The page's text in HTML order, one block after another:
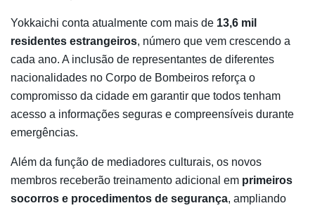
Yokkaichi conta atualmente com mais de 13,6 mil
residentes estrangeiros, número que vem crescendo a
cada ano. A inclusão de representantes de diferentes
nacionalidades no Corpo de Bombeiros reforça o
compromisso da cidade em garantir que todos tenham
acesso a informações seguras e compreensíveis durante
emergências.
Além da função de mediadores culturais, os novos
membros receberão treinamento adicional em primeiros
socorros e procedimentos de segurança, ampliando